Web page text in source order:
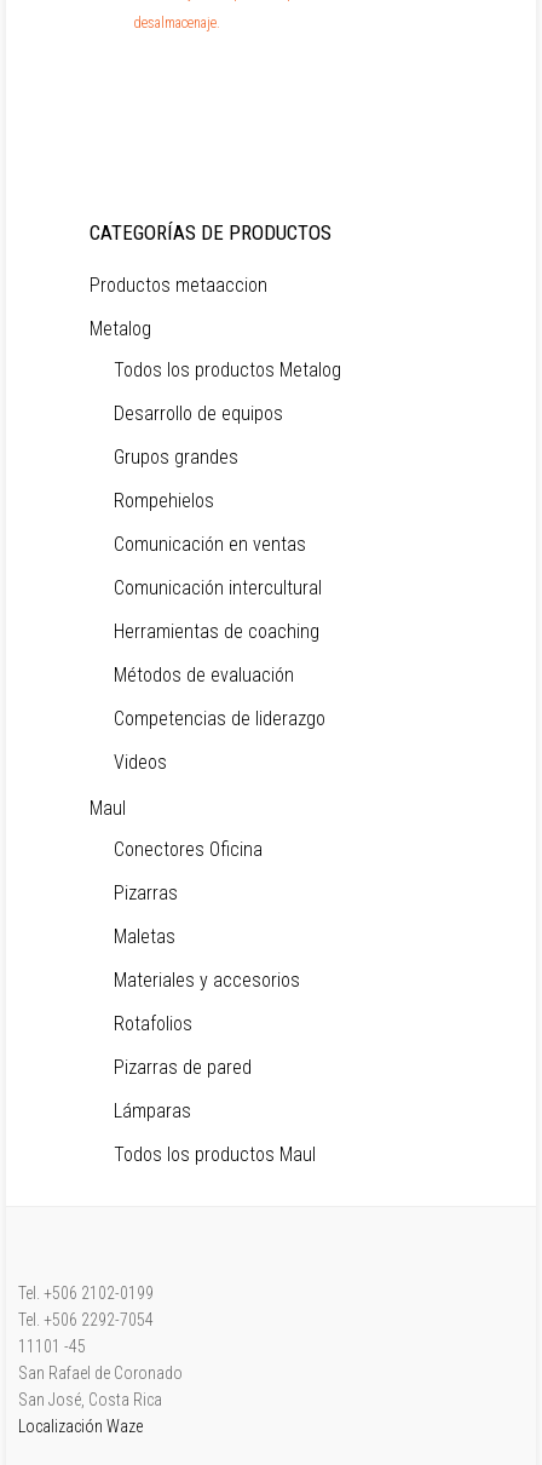
desalmacenaje.
CATEGORÍAS DE PRODUCTOS
Productos metaaccion
Metalog
Todos los productos Metalog
Desarrollo de equipos
Grupos grandes
Rompehielos
Comunicación en ventas
Comunicación intercultural
Herramientas de coaching
Métodos de evaluación
Competencias de liderazgo
Videos
Maul
Conectores Oficina
Pizarras
Maletas
Materiales y accesorios
Rotafolios
Pizarras de pared
Lámparas
Todos los productos Maul
Tel. +506 2102-0199
Tel. +506 2292-7054
11101 -45
San Rafael de Coronado
San José, Costa Rica
Localización Waze